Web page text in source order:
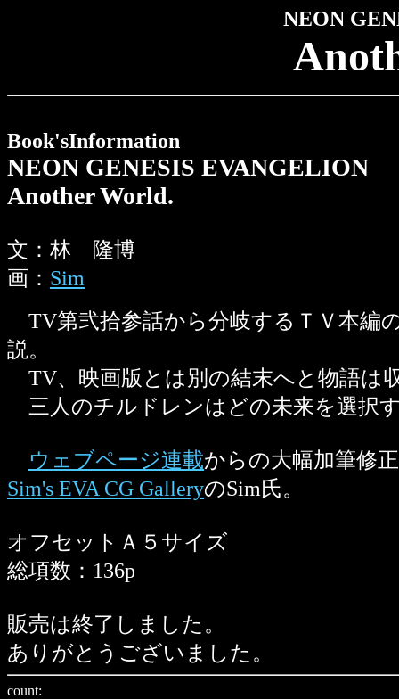
NEON
Book'sInformation
NEON GENESIS EVANGELION
Another World.
文：林 隆博
画： Sim
TV第弐拾参話から分岐するＴＶ本編
説。
TV、映画版とは別の結末へと物語は
三人のチルドレンはどの未来を選択
ウェブページ連載からの大幅加筆修
Sim's EVA CG GalleryのSim氏。
オフセットＡ５サイズ
総項数：136p
販売は終了しました。
ありがとうございました。
count: